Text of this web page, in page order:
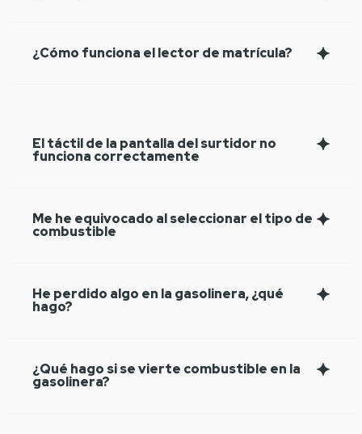
¿Cómo funciona el lector de matrícula?
El táctil de la pantalla del surtidor no
funciona correctamente
Me he equivocado al seleccionar el tipo de
combustible
He perdido algo en la gasolinera, ¿qué
hago?
¿Qué hago si se vierte combustible en la
gasolinera?